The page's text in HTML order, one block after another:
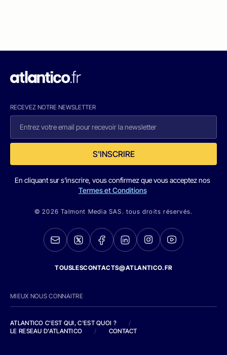
RECEVEZ NOTRE NEWSLETTER
S'INSCRIRE
En cliquant sur s'inscrire, vous confirmez que vous acceptez nos
Termes et Conditions
© 2026 Talmont Media SAS. tous droits réservés.
TOUSLESCONTACTS@ATLANTICO.FR
MIEUX NOUS CONNAITRE
ATLANTICO C'EST QUI, C'EST QUOI ?
/
LE RESEAU D'ATLANTICO
/ CONTACT